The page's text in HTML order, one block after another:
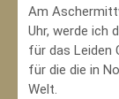
Am
Uhr, werde ich
für das Leiden
für die die in
Welt.